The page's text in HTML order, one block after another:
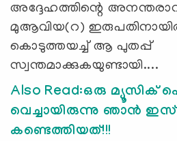
അദ്ദേഹത്തിന്റെ
മുആവിയ(റ)
കൊടുത്തയച്ച് ആ പുതപ്പ്
സ്വന്തമാക്കുകയുണ്ടായി....
Also Read:ഒരു മ്യൂസിക്
വെച്ചായിരുന്നു ഞാൻ
കണ്ടെത്തിയത്!!!